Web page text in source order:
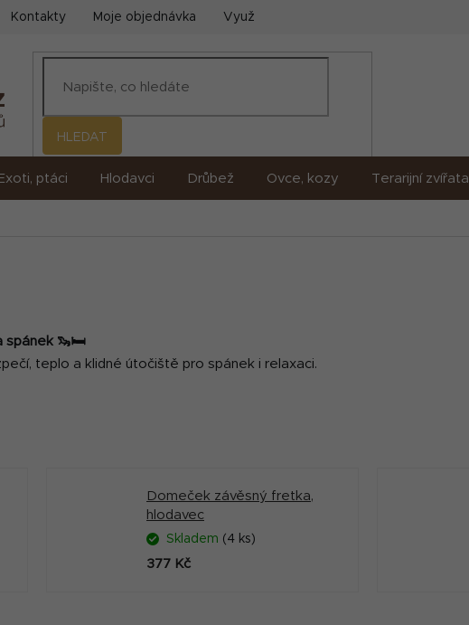
Kontakty Moje objednávka Využití umělé inteligence (AI)
HLEDAT
Exoti, ptáci Hlodavci Drůbež Ovce, kozy Terarijní zvířata
spánek 🦦🛏️
teplo a klidné útočiště pro spánek i relaxaci.
Domeček závěsný fretka,
hlodavec
Skladem (4 ks)
377 Kč